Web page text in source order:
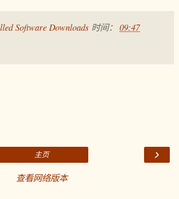
Software Downloads 时间： 09:47
›
主页
查看网络版本